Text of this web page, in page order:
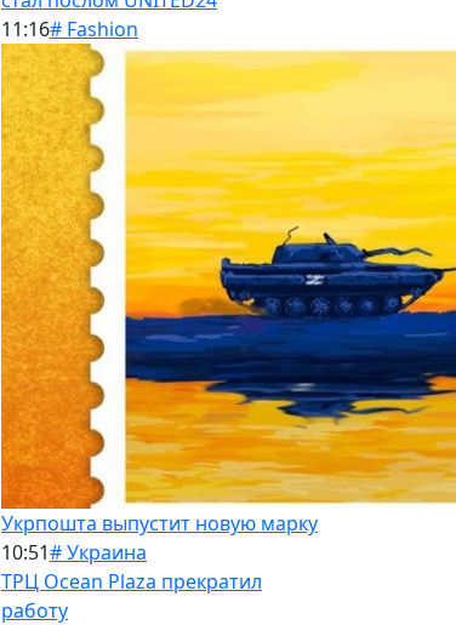
11:16# Fashion
Укрпошта выпустит новую марку
10:51# Украина
ТРЦ Ocean Plaza прекратил
работу